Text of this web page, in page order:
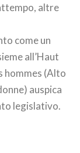
altre
come un
all’Haut
hommes (Alto
auspica
legislativo.